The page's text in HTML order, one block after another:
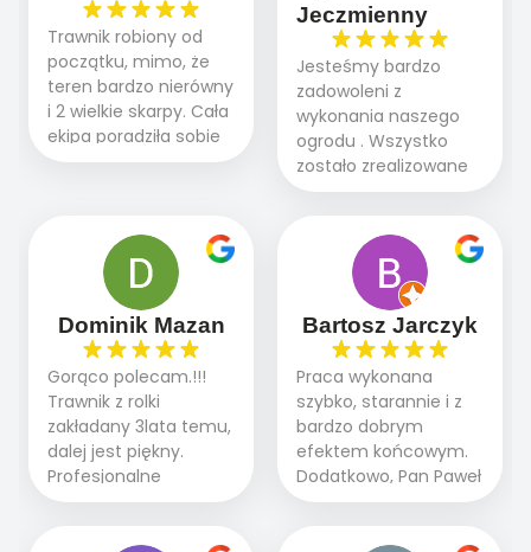
Trawnik robiony od
początku, mimo, że
teren bardzo nierówny
i 2 wielkie skarpy. Cała
ekipa poradziła sobie
WSPANIALE od
panowie wiedzą co
robią. Wszystko poszło
sprawnie i szybko.
Doradztwo w
pielęgnacji trawnika
teraz i na późniejszym
etapie jest dużym
plusem. Teraz razem
z dzieckiem i małym
pieskiem cieszymy się
pięknym trawnikiem :)
A trawa robi efekt
Jeczmienny
Jesteśmy bardzo
zadowoleni z
wykonania naszego
ogrodu . Wszystko
zostało zrealizowane
fachowo, rzetelnie i
oczekiwaniami. Prace
przebiegały sprawnie
dzięki temu,że firma
działa kompleksowo :
ogrodnictwo,nawodnienie,
brukarstwo.Efekt
końcowy przerósł
nasze oczekiwania.
Polecamy tę firmę
wszystkim , którzy
marzą o pięknym
Dominik Mazan
Gorąco polecam.!!!
Trawnik z rolki
zakładany 3lata temu,
dalej jest piękny.
Profesjonalne
podejście do pracy,
Bartosz Jarczyk
Praca wykonana
szybko, starannie i z
bardzo dobrym
efektem końcowym.
Dodatkowo, Pan Paweł
chętnie udziela porad